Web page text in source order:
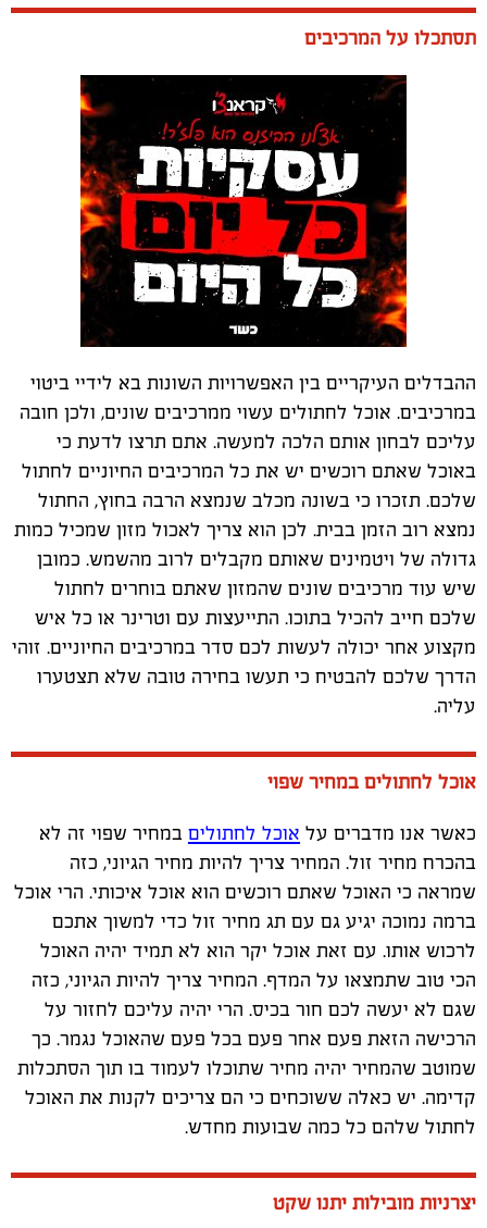
תסתכלו על המרכיבים
ההבדלים העיקריים בין האפשרויות השונות בא לידיי ביטוי
במרכיבים. אוכל לחתולים עשוי ממרכיבים שונים, ולכן חובה
עליכם לבחון אותם הלכה למעשה. אתם תרצו לדעת כי
באוכל שאתם רוכשים יש את כל המרכיבים החיוניים לחתול
שלכם. תזכרו כי בשונה מכלב שנמצא הרבה בחוץ, החתול
נמצא רוב הזמן בבית. לכן הוא צריך לאכול מזון שמכיל כמות
גדולה של ויטמינים שאותם מקבלים לרוב מהשמש. כמובן
שיש עוד מרכיבים שונים שהמזון שאתם בוחרים לחתול
שלכם חייב להכיל בתוכו. התייעצות עם וטרינר או כל איש
מקצוע אחר יכולה לעשות לכם סדר במרכיבים החיוניים. זוהי
הדרך שלכם להבטיח כי תעשו בחירה טובה שלא תצטערו
עליה.
אוכל לחתולים במחיר שפוי
כאשר אנו מדברים על אוכל לחתולים במחיר שפוי זה לא
בהכרח מחיר זול. המחיר צריך להיות מחיר הגיוני, כזה
שמראה כי האוכל שאתם רוכשים הוא אוכל איכותי. הרי אוכל
ברמה נמוכה יגיע גם עם תג מחיר זול כדי למשוך אתכם
לרכוש אותו. עם זאת אוכל יקר הוא לא תמיד יהיה האוכל
הכי טוב שתמצאו על המדף. המחיר צריך להיות הגיוני, כזה
שגם לא יעשה לכם חור בכיס. הרי יהיה עליכם לחזור על
הרכישה הזאת פעם אחר פעם בכל פעם שהאוכל נגמר. כך
שמוטב שהמחיר יהיה מחיר שתוכלו לעמוד בו תוך הסתכלות
קדימה. יש כאלה ששוכחים כי הם צריכים לקנות את האוכל
לחתול שלהם כל כמה שבועות מחדש.
יצרניות מובילות יתנו שקט